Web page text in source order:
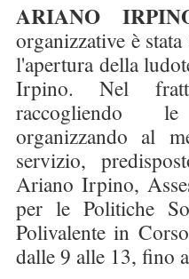
ARIANO
organizzative è
l'apertura della
Irpino. Nel
raccogliendo
organizzando al
servizio,
Ariano Irpino,
per le Politiche
Polivalente in
dalle 9 alle 13, fino